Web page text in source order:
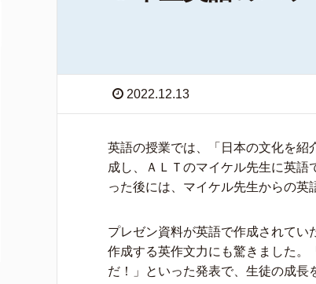
2022.12.13
英語の授業では、「日本の文化を紹
成し、ＡＬＴのマイケル先生に英
った後には、マイケル先生からの英
プレゼン資料が英語で作成されて
作成する英作文力にも驚きました。
だ！」といった発表で、生徒の成長